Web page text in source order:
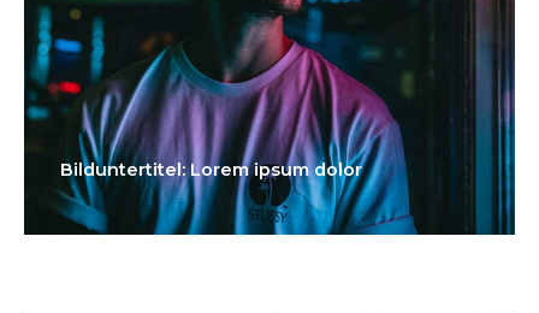
Bilduntertitel: Lorem ipsum dolor